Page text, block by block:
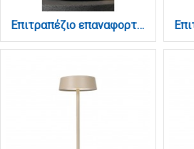
Επιτραπέζιο επαναφορτιζόμενο φωτιστικό 3CCT σε μαύρη απόχρωση (3067-black)